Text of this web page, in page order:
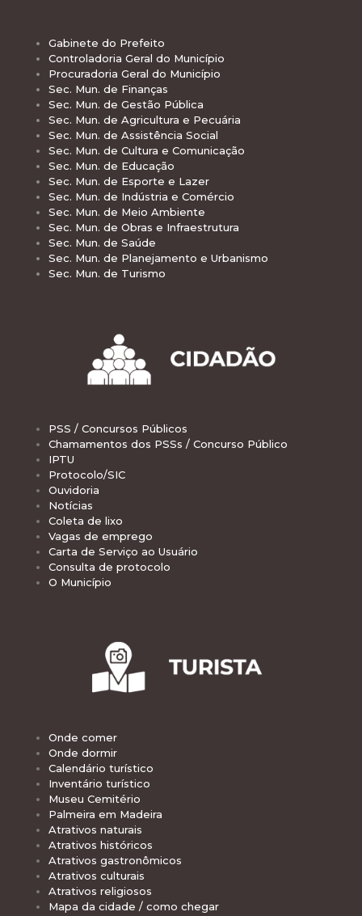
Gabinete do Prefeito
Controladoria Geral do Município
Procuradoria Geral do Município
Sec. Mun. de Finanças
Sec. Mun. de Gestão Pública
Sec. Mun. de Agricultura e Pecuária
Sec. Mun. de Assistência Social
Sec. Mun. de Cultura e Comunicação
Sec. Mun. de Educação
Sec. Mun. de Esporte e Lazer
Sec. Mun. de Indústria e Comércio
Sec. Mun. de Meio Ambiente
Sec. Mun. de Obras e Infraestrutura
Sec. Mun. de Saúde
Sec. Mun. de Planejamento e Urbanismo
Sec. Mun. de Turismo
PSS / Concursos Públicos
Chamamentos dos PSSs / Concurso Público
IPTU
Protocolo/SIC
Ouvidoria
Notícias
Coleta de lixo
Vagas de emprego
Carta de Serviço ao Usuário
Consulta de protocolo
O Município
Onde comer
Onde dormir
Calendário turístico
Inventário turístico
Museu Cemitério
Palmeira em Madeira
Atrativos naturais
Atrativos históricos
Atrativos gastronômicos
Atrativos culturais
Atrativos religiosos
Mapa da cidade / como chegar